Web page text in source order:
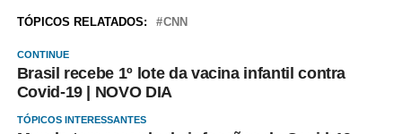
TÓPICOS RELATADOS: CNN
CONTINUE
Brasil recebe 1º lote da vacina infantil contra
Covid-19 | NOVO DIA
TÓPICOS INTERESSANTES